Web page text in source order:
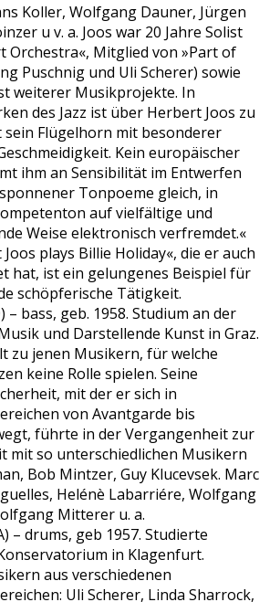
Koller, Wolfgang Dauner, Jürgen
u v. a. Joos war 20 Jahre Solist
Orchestra«, Mitglied von »Part of
Puschnig und Uli Scherer) sowie
weiterer Musikprojekte. In
des Jazz ist über Herbert Joos zu
sein Flügelhorn mit besonderer
Kein europäischer
ihm an Sensibilität im Entwerfen
Tonpoeme gleich, in
auf vielfältige und
Weise elektronisch verfremdet.«
plays Billie Holiday«, die er auch
hat, ist ein gelungenes Beispiel für
schöpferische Tätigkeit.
– bass, geb. 1958. Studium an der
und Darstellende Kunst in Graz.
zu jenen Musikern, für welche
keine Rolle spielen. Seine
mit der er sich in
von Avantgarde bis
führte in der Vergangenheit zur
mit so unterschiedlichen Musikern
Bob Mintzer, Guy Klucevsek. Marc
Helénè Labarriére, Wolfgang
Mitterer u. a.
– drums, geb 1957. Studierte
in Klagenfurt.
aus verschiedenen
Uli Scherer, Linda Sharrock,